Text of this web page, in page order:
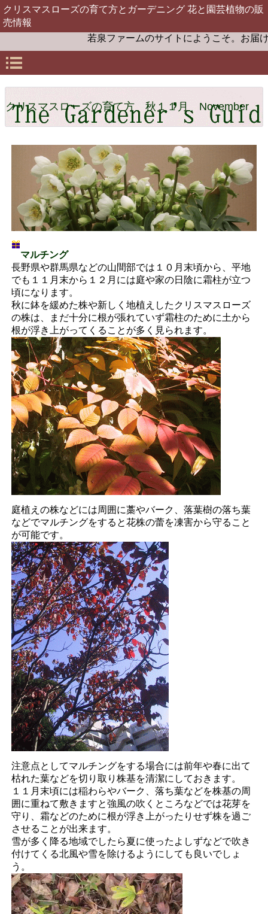
クリスマスローズの育て方とガーデニング 花と園芸植物の販
売情報
若泉ファームのサイトにようこそ。お届けする
クリスマスローズの育て方 秋１１月 November
マルチング
長野県や群馬県などの山間部では１０月末頃から、平地
でも１１月末から１２月には庭や家の日陰に霜柱が立つ
頃になります。
秋に鉢を緩めた株や新しく地植えしたクリスマスローズ
の株は、まだ十分に根が張れていず霜柱のために土から
根が浮き上がってくることが多く見られます。
庭植えの株などには周囲に藁やバーク、落葉樹の落ち葉
などでマルチングをすると花株の蕾を凍害から守ること
が可能です。
注意点としてマルチングをする場合には前年や春に出て
枯れた葉などを切り取り株基を清潔にしておきます。
１１月末頃には稲わらやバーク、落ち葉などを株基の周
囲に重ねて敷きますと強風の吹くところなどでは花芽を
守り、霜などのために根が浮き上がったりせず株を過ご
させることが出来ます。
雪が多く降る地域でしたら夏に使ったよしずなどで吹き
付けてくる北風や雪を除けるようにしても良いでしょ
う。